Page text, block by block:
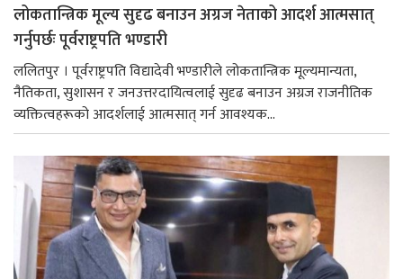
लोकतान्त्रिक मूल्य सुदृढ बनाउन अग्रज नेताको आदर्श आत्मसात्
गर्नुपर्छः पूर्वराष्ट्रपति भण्डारी
ललितपुर । पूर्वराष्ट्रपति विद्यादेवी भण्डारीले लोकतान्त्रिक मूल्यमान्यता,
नैतिकता, सुशासन र जनउत्तरदायित्वलाई सुदृढ बनाउन अग्रज राजनीतिक
व्यक्तित्वहरूको आदर्शलाई आत्मसात् गर्न आवश्यक...